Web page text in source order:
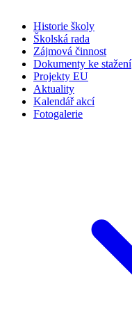
Historie školy
Školská rada
Zájmová činnost
Dokumenty ke stažení
Projekty EU
Aktuality
Kalendář akcí
Fotogalerie